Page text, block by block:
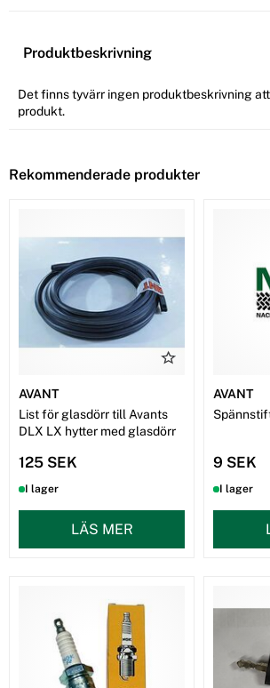
Produktbeskrivning
Det finns tyvärr ingen produktbeskrivning
produkt.
Rekommenderade produkter
AVANT
List för glasdörr till Avants
DLX LX hytter med glasdörr
125 SEK
I lager
LÄS MER
AVANT
9 SEK
I lager